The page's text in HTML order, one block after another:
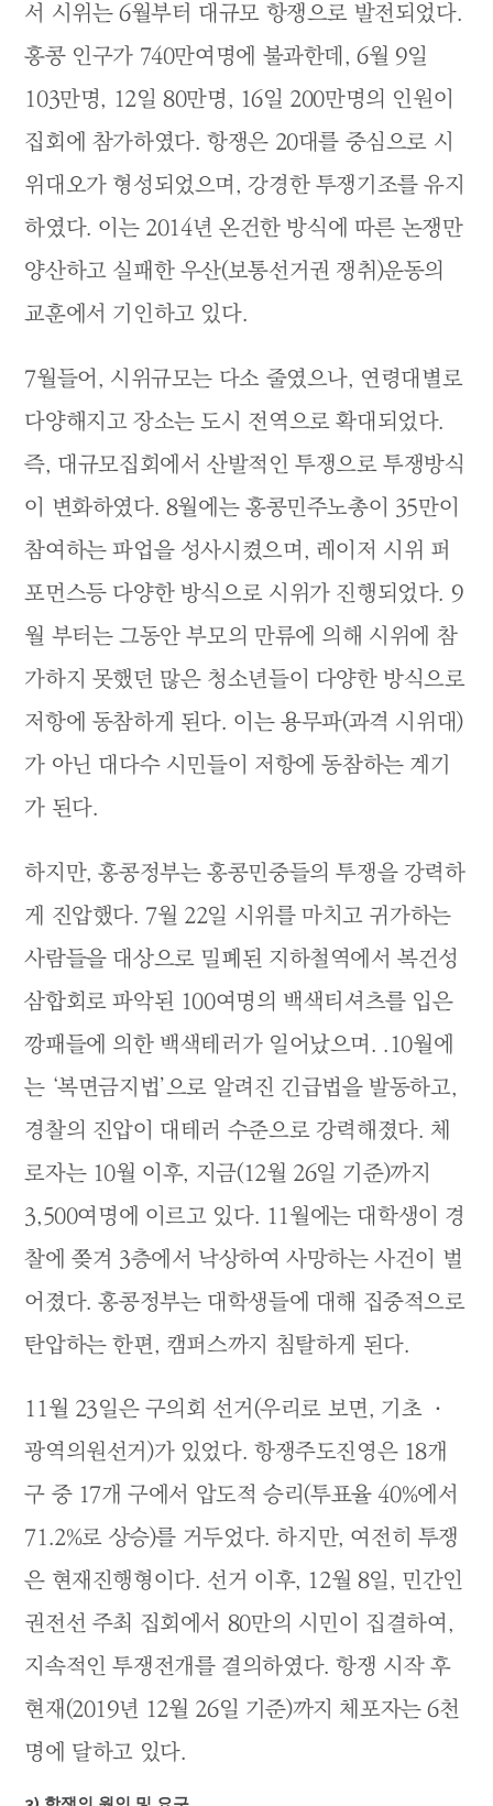
서 시위는 6월부터 대규모 항쟁으로 발전되었다.
홍콩 인구가 740만여명에 불과한데, 6월 9일
103만명, 12일 80만명, 16일 200만명의 인원이
집회에 참가하였다. 항쟁은 20대를 중심으로 시
위대오가 형성되었으며, 강경한 투쟁기조를 유지
하였다. 이는 2014년 온건한 방식에 따른 논쟁만
양산하고 실패한 우산(보통선거권 쟁취)운동의
교훈에서 기인하고 있다.
7월들어, 시위규모는 다소 줄였으나, 연령대별로
다양해지고 장소는 도시 전역으로 확대되었다.
즉, 대규모집회에서 산발적인 투쟁으로 투쟁방식
이 변화하였다. 8월에는 홍콩민주노총이 35만이
참여하는 파업을 성사시켰으며, 레이저 시위 퍼
포먼스등 다양한 방식으로 시위가 진행되었다. 9
월 부터는 그동안 부모의 만류에 의해 시위에 참
가하지 못했던 많은 청소년들이 다양한 방식으로
저항에 동참하게 된다. 이는 용무파(과격 시위대)
가 아닌 대다수 시민들이 저항에 동참하는 계기
가 된다.
하지만, 홍콩정부는 홍콩민중들의 투쟁을 강력하
게 진압했다. 7월 22일 시위를 마치고 귀가하는
사람들을 대상으로 밀폐된 지하철역에서 복건성
삼합회로 파악된 100여명의 백색티셔츠를 입은
깡패들에 의한 백색테러가 일어났으며. .10월에
는 ‘복면금지법’으로 알려진 긴급법을 발동하고,
경찰의 진압이 대테러 수준으로 강력해졌다. 체
로자는 10월 이후, 지금(12월 26일 기준)까지
3,500여명에 이르고 있다. 11월에는 대학생이 경
찰에 쫒겨 3층에서 낙상하여 사망하는 사건이 벌
어졌다. 홍콩정부는 대학생들에 대해 집중적으로
탄압하는 한편, 캠퍼스까지 침탈하게 된다.
11월 23일은 구의회 선거(우리로 보면, 기초 ㆍ
광역의원선거)가 있었다. 항쟁주도진영은 18개
구 중 17개 구에서 압도적 승리(투표율 40%에서
71.2%로 상승)를 거두었다. 하지만, 여전히 투쟁
은 현재진행형이다. 선거 이후, 12월 8일, 민간인
권전선 주최 집회에서 80만의 시민이 집결하여,
지속적인 투쟁전개를 결의하였다. 항쟁 시작 후
현재(2019년 12월 26일 기준)까지 체포자는 6천
명에 달하고 있다.